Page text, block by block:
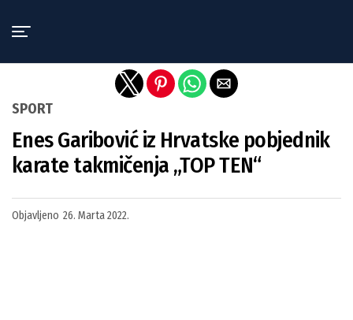
SPORT
Enes Garibović iz Hrvatske pobjednik
karate takmičenja „TOP TEN“
Objavljeno 26. Marta 2022.